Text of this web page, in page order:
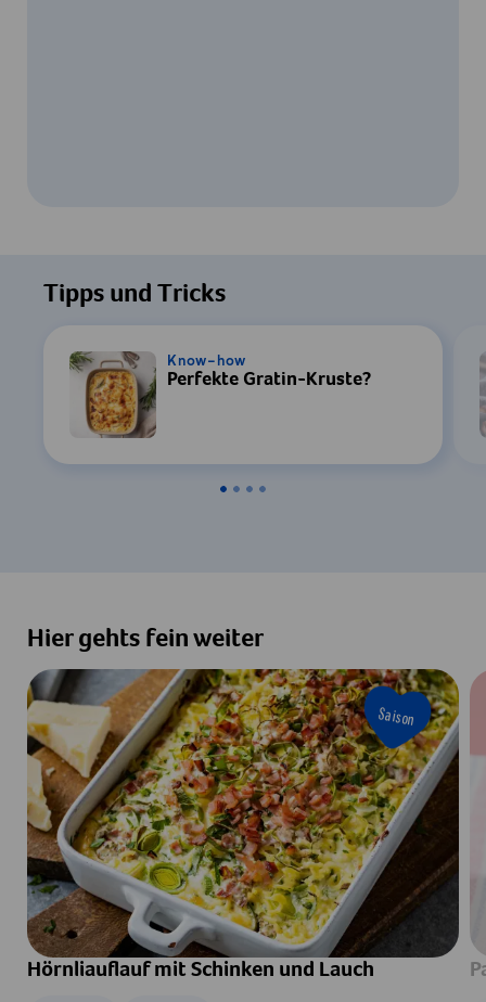
Ihre Zustimmung zur Datenverarbeitung
durch YouTube erforderlich. Details finden
Einstellungen
Tipps und Tricks
Know-how
Perfekte Gratin-Kruste?
Hier gehts fein weiter
Saison
Hörnliauflauf mit Schinken und Lauch